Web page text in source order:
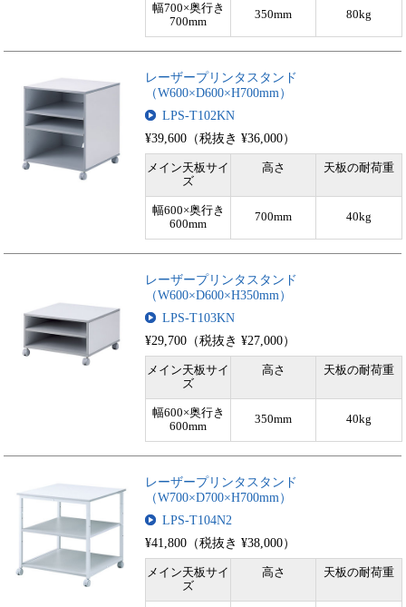
幅700×奥行き
700mm
350mm 80kg
レーザープリンタスタンド
（W600×D600×H700mm）
LPS-T102KN
¥39,600（税抜き ¥36,000）
メイン天板サイ
ズ
高さ 天板の耐荷重
幅600×奥行き
600mm
700mm 40kg
レーザープリンタスタンド
（W600×D600×H350mm）
LPS-T103KN
¥29,700（税抜き ¥27,000）
メイン天板サイ
ズ
高さ 天板の耐荷重
幅600×奥行き
600mm
350mm 40kg
レーザープリンタスタンド
（W700×D700×H700mm）
LPS-T104N2
¥41,800（税抜き ¥38,000）
メイン天板サイ
ズ
高さ 天板の耐荷重